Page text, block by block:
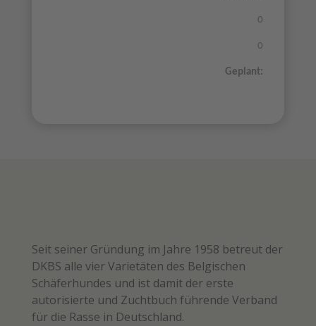
0
0
Geplant:
Seit seiner Gründung im Jahre 1958 betreut der
DKBS alle vier Varietäten des Belgischen
Schäferhundes und ist damit der erste
autorisierte und Zuchtbuch führende Verband
für die Rasse in Deutschland.